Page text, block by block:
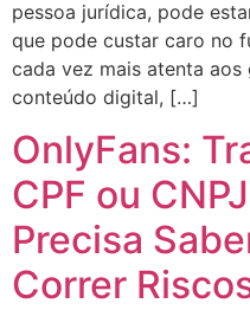
pessoa jurídica, pode
que pode custar caro no
cada vez mais atenta
conteúdo digital, […]
OnlyFans:
CPF ou
Precisa
Correr